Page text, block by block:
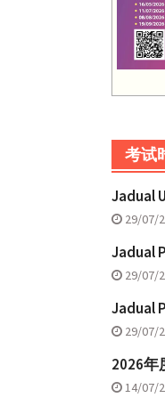
考试
Jadual
29/07/
Jadual
29/07/
Jadual
29/07/
2026年
14/07/